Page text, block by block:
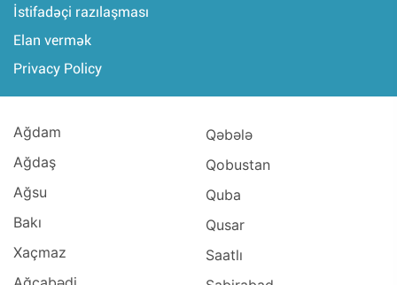
İstifadəçi razılaşması
Elan vermək
Privacy Policy
Ağdam
Ağdaş
Ağsu
Bakı
Xaçmaz
Qəbələ
Qobustan
Quba
Qusar
Saatlı